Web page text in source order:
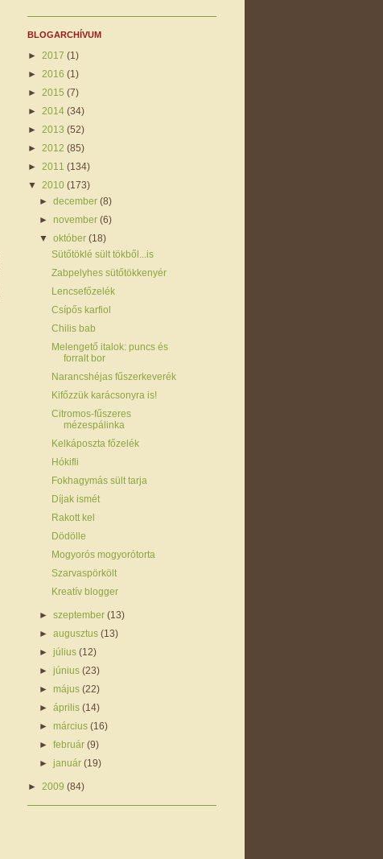
BLOGARCHÍVUM
► 2017 (1)
► 2016 (1)
► 2015 (7)
► 2014 (34)
► 2013 (52)
► 2012 (85)
► 2011 (134)
▼ 2010 (173)
►december(8)
►november(6)
▼október(18)
Sütőtöklé sült tökből...is
Zabpelyhes sütőtökkenyér
Lencsefőzelék
Csípős karfiol
Chilis bab
Melengető italok: puncs és
forralt bor
Narancshéjas fűszerkeverék
Kifőzzük karácsonyra is!
Citromos-fűszeres
mézespálinka
Kelkáposzta főzelék
Hókifli
Fokhagymás sült tarja
Díjak ismét
Rakott kel
Dödölle
Mogyorós mogyorótorta
Szarvaspörkölt
Kreatív blogger
►szeptember(13)
►augusztus(13)
►július(12)
►június(23)
►május(22)
►április(14)
►március(16)
►február(9)
►január(19)
► 2009 (84)